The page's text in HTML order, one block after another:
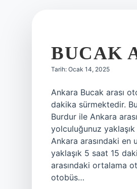
BUCAK
Tarih: Ocak 14, 2025
Ankara Bucak arası
dakika sürmektedir.
Burdur ile Ankara
yolculuğunuz
Ankara arasındaki
yaklaşık 5 saat 15
arasındaki ortalama
otobüs…